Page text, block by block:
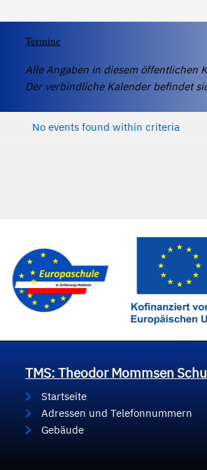
Termine
Alle Angaben in diesem öffentlichen
Der verbindliche Kalender befindet
No events found within criteria
TMS: Theodor Mommsen
Startseite
Adressen und Telefonnummern
Gebäude